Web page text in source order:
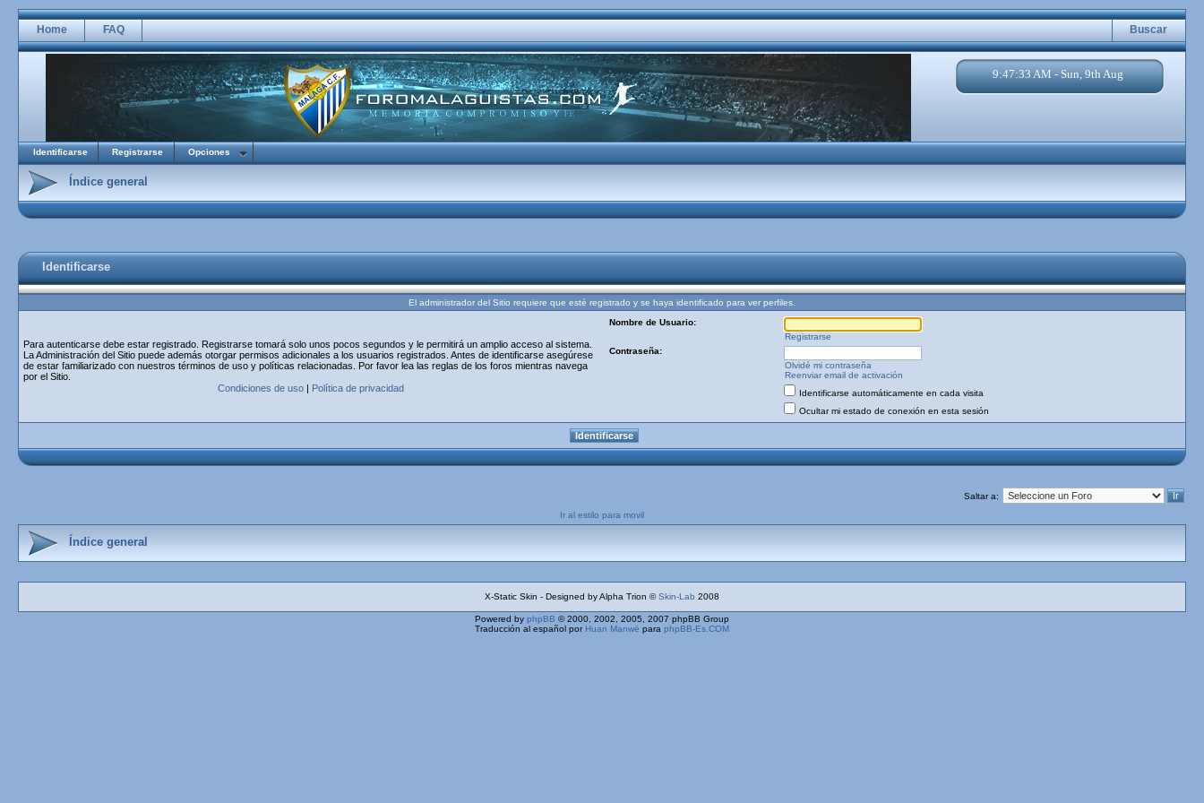
Home FAQ Buscar
9:47:33 AM - Sun, 9th Aug
Identificarse Registrarse Opciones
Índice general
Identificarse
El administrador del Sitio requiere que esté registrado y se haya identificado para ver perfiles.
Para autenticarse debe estar registrado. Registrarse tomará solo unos pocos segundos y le permitirá un amplio acceso al sistema.
La Administración del Sitio puede además otorgar permisos adicionales a los usuarios registrados. Antes de identificarse asegúrese
de estar familiarizado con nuestros términos de uso y políticas relacionadas. Por favor lea las reglas de los foros mientras navega
por el Sitio.
Condiciones de uso| Política de privacidad
Nombre de Usuario:
Registrarse
Contraseña:
Olvidé mi contraseña
Reenviar email de activación
Identificarse automáticamente en cada visita
Ocultar mi estado de conexión en esta sesión
Saltar a:
Ir al estilo para movil
Índice general
X-Static Skin - Designed by Alpha Trion ©Skin-Lab 2008
Powered by phpBB © 2000, 2002, 2005, 2007 phpBB Group
Traducción al español por Huan Manwë para phpBB-Es.COM